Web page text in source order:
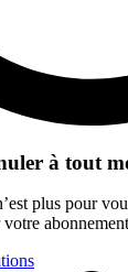
à tout
plus pour